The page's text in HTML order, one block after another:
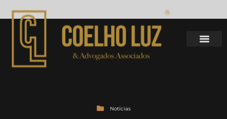
Notícias